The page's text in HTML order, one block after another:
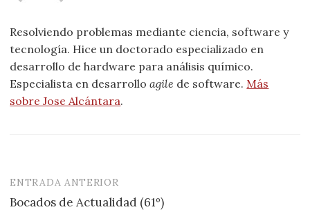
Resolviendo problemas mediante ciencia, software y
tecnología. Hice un doctorado especializado en
desarrollo de hardware para análisis químico.
Especialista en desarrolloagile de software. Más
sobre Jose Alcántara.
Navegación
de
ENTRADA ANTERIOR
Bocados de Actualidad (61º)